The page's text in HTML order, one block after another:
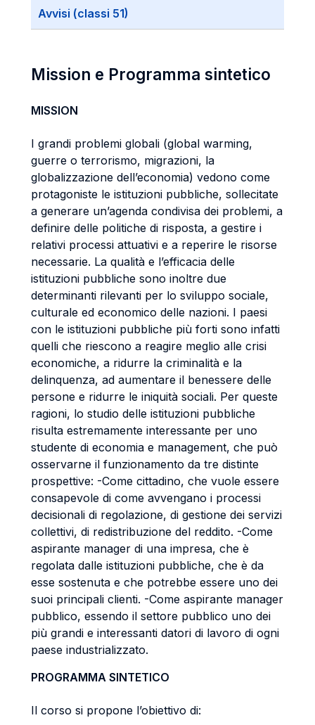
Avvisi (classi 51)
Mission e Programma sintetico
MISSION
I grandi problemi globali (global warming,
guerre o terrorismo, migrazioni, la
globalizzazione dell’economia) vedono come
protagoniste le istituzioni pubbliche, sollecitate
a generare un’agenda condivisa dei problemi, a
definire delle politiche di risposta, a gestire i
relativi processi attuativi e a reperire le risorse
necessarie. La qualità e l’efficacia delle
istituzioni pubbliche sono inoltre due
determinanti rilevanti per lo sviluppo sociale,
culturale ed economico delle nazioni. I paesi
con le istituzioni pubbliche più forti sono infatti
quelli che riescono a reagire meglio alle crisi
economiche, a ridurre la criminalità e la
delinquenza, ad aumentare il benessere delle
persone e ridurre le iniquità sociali. Per queste
ragioni, lo studio delle istituzioni pubbliche
risulta estremamente interessante per uno
studente di economia e management, che può
osservarne il funzionamento da tre distinte
prospettive: -Come cittadino, che vuole essere
consapevole di come avvengano i processi
decisionali di regolazione, di gestione dei servizi
collettivi, di redistribuzione del reddito. -Come
aspirante manager di una impresa, che è
regolata dalle istituzioni pubbliche, che è da
esse sostenuta e che potrebbe essere uno dei
suoi principali clienti. -Come aspirante manager
pubblico, essendo il settore pubblico uno dei
più grandi e interessanti datori di lavoro di ogni
paese industrializzato.
PROGRAMMA SINTETICO
Il corso si propone l’obiettivo di: